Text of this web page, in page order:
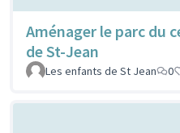
Aménager le parc du
de St-Jean
Les enfants de St Jean
0